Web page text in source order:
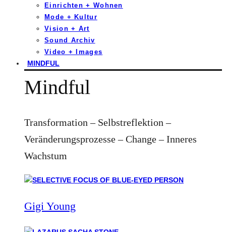
Einrichten + Wohnen
Mode + Kultur
Vision + Art
Sound Archiv
Video + Images
MINDFUL
Mindful
Transformation – Selbstreflektion –
Veränderungsprozesse – Change – Inneres
Wachstum
Gigi Young